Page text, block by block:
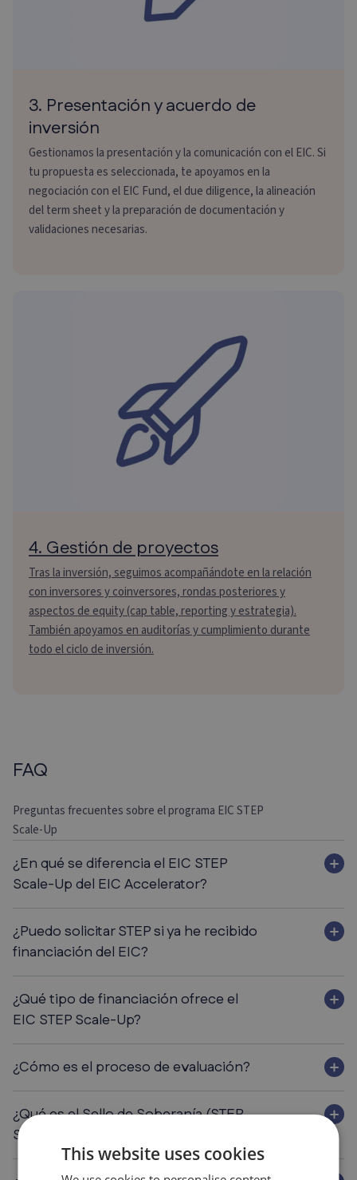
3. Presentación y acuerdo de
inversión
Gestionamos la presentación y la comunicación con el EIC. Si
tu propuesta es seleccionada, te apoyamos en la
negociación con el EIC Fund, el due diligence, la alineación
del term sheet y la preparación de documentación y
validaciones necesarias.
4. Gestión de proyectos
Tras la inversión, seguimos acompañándote en la relación
con inversores y coinversores, rondas posteriores y
aspectos de equity (cap table, reporting y estrategia).
También apoyamos en auditorías y cumplimiento durante
todo el ciclo de inversión.
FAQ
Preguntas frecuentes sobre el programa EIC STEP
Scale-Up
¿En qué se diferencia el EIC STEP
Scale-Up del EIC Accelerator?
¿Puedo solicitar STEP si ya he recibido
financiación del EIC?
¿Qué tipo de financiación ofrece el
EIC STEP Scale-Up?
¿Cómo es el proceso de evaluación?
¿Qué es el Sello de Soberanía (STEP
Seal)?
This website uses cookies